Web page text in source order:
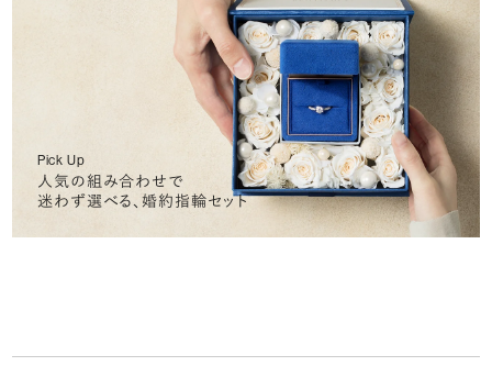
Pick Up
人気の組み合わせで
迷わず選べる、婚約指輪セット